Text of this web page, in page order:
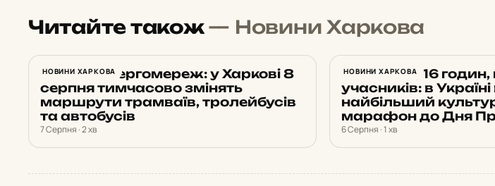
Читайте також— Новини Харкова
НОВИНИ ХАРКОВА
Ремонт енергомереж: у Харкові 8
серпня тимчасово змінять
маршрути трамваїв, тролейбусів
та автобусів
7 Серпня · 2 хв
НОВИНИ ХАРКОВА
14 земель, 16
учасників: в
найбільший
марафон до Дня
6 Серпня · 1 хв